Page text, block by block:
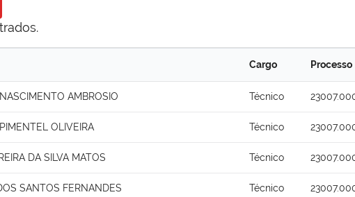
Cargo Processo
AMBROSIO Técnico
OLIVEIRA Técnico
DA SILVA MATOS Técnico
SANTOS FERNANDES Técnico